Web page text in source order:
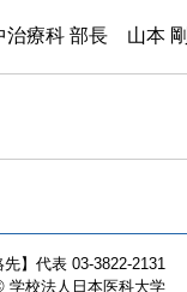
治療科 部長 山本 剛
先】 代表 03-3822-2131
学校法人日本医科大学